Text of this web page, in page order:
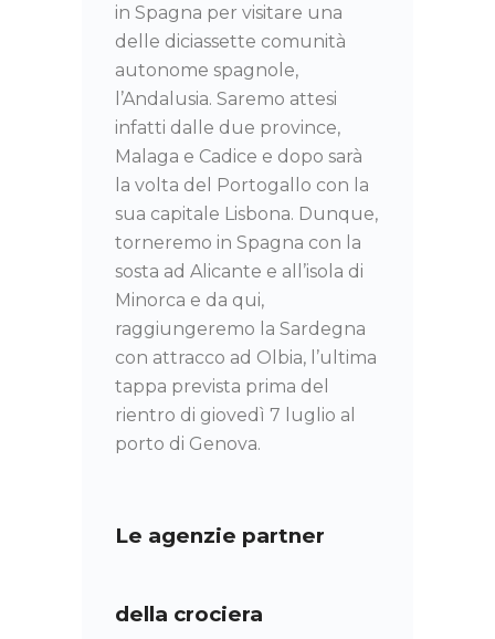
in Spagna per visitare una
delle diciassette comunità
autonome spagnole,
l’Andalusia. Saremo attesi
infatti dalle due province,
Malaga e Cadice e dopo sarà
la volta del Portogallo con la
sua capitale Lisbona. Dunque,
torneremo in Spagna con la
sosta ad Alicante e all’isola di
Minorca e da qui,
raggiungeremo la Sardegna
con attracco ad Olbia, l’ultima
tappa prevista prima del
rientro di giovedì 7 luglio al
porto di Genova.
Le agenzie partner
della crociera